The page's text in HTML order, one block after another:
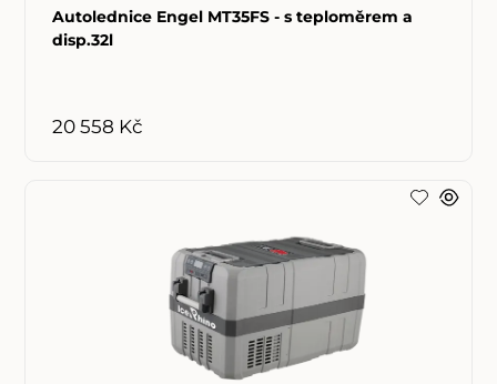
Autolednice Engel MT35FS - s teploměrem a
disp.32l
20 558 Kč